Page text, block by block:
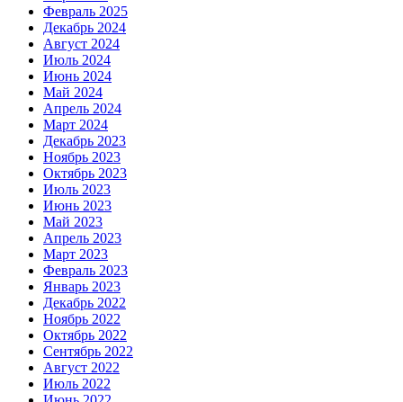
Февраль 2025
Декабрь 2024
Август 2024
Июль 2024
Июнь 2024
Май 2024
Апрель 2024
Март 2024
Декабрь 2023
Ноябрь 2023
Октябрь 2023
Июль 2023
Июнь 2023
Май 2023
Апрель 2023
Март 2023
Февраль 2023
Январь 2023
Декабрь 2022
Ноябрь 2022
Октябрь 2022
Сентябрь 2022
Август 2022
Июль 2022